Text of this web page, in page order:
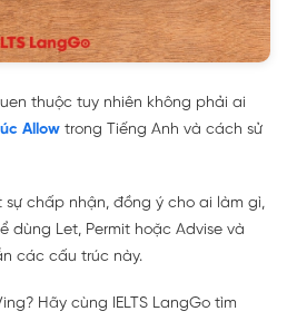
thuộc tuy nhiên không phải ai
Allow trong Tiếng Anh và cách sử
chấp nhận, đồng ý cho ai làm gì,
dùng Let, Permit hoặc Advise và
các cấu trúc này.
Hãy cùng IELTS LangGo tìm